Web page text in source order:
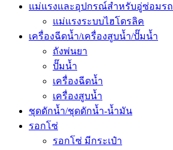
แม่แรงและอุปกรณ์สำหรับอู่ซ่อมรถ
แม่แรงระบบไฮโดรลิค
เครื่องฉีดน้ำ/เครื่องสูบน้ำ/ปั๊มน้ำ
ถังพ่นยา
ปั๊มน้ำ
เครื่องฉีดน้ำ
เครื่องสูบน้ำ
ชุดดักน้ำ/ชุดดักน้ำ-น้ำมัน
รอกโซ่
รอกโซ่ มีกระเป๋า